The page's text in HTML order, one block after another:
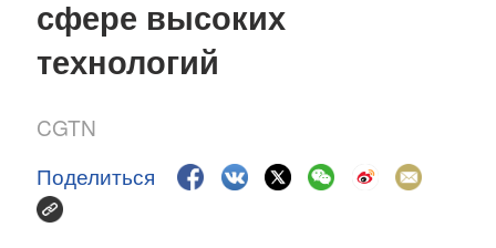
сфере высоких
технологий
CGTN
Поделиться